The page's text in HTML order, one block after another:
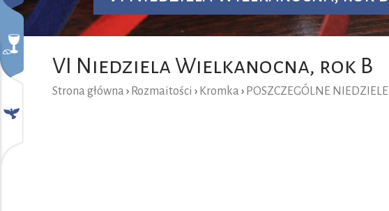
VI Niedziela Wielkanocna, rok B
Strona główna › Rozmaitości › Kromka › POSZCZEGÓLNE NIEDZIELE